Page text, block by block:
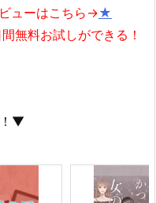
ューはこちら→★
無料お試しができる！
！▼